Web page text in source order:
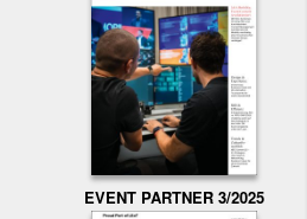
EVENT PARTNER 3/2025